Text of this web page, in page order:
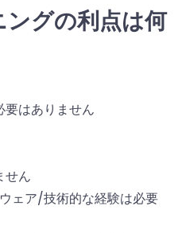
グの利点は何
要はありません
せん
ェア/技術的な経験は必要